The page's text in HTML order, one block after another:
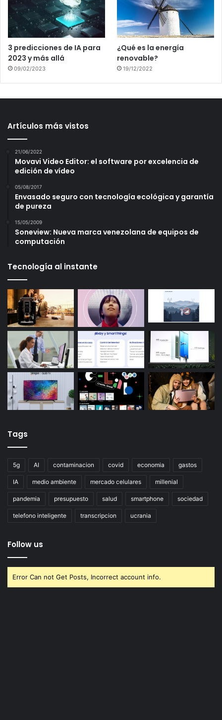
3 predicciones de IA para
2023 y más allá
09/02/2023
¿Qué es la energía
renovable?
19/12/2022
Artículos más vistos
21/06/2022
Movavi Video Editor: el software por excelencia de
edición de vídeo
05/08/2017
Envasado seguro con tecnología ecológica y garantía
de pureza
15/05/2009
Soneview: Nueva marca venezolana de equipos de
computación
Tecnología al instante
Tags
5g AI contaminacion covid economia gastos
IA medio ambiente mercado celulares millenial
pandemia presupuesto salud smartphone sociedad
telefono inteligente transcripcion ucrania
Follow us
Error Can not Get Posts, Incorrect account info.